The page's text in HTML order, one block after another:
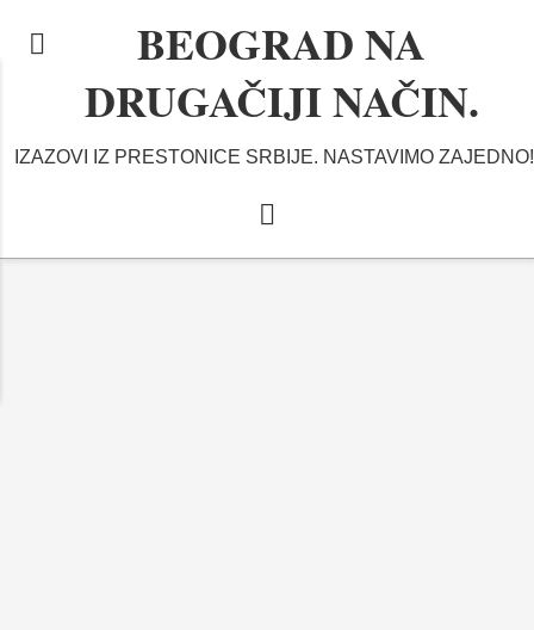
BEOGRAD NA
DRUGAČIJI NAČIN.
IZAZOVI IZ PRESTONICE SRBIJE. NASTAVIMO ZAJEDNO!